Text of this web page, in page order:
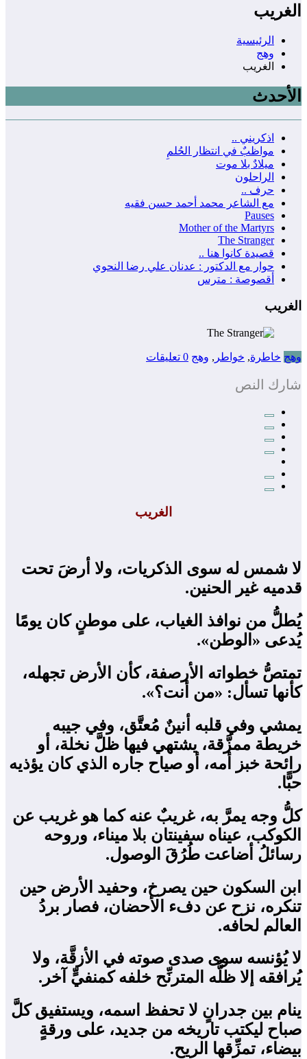
الغريب
الرئيسية
وهج
الغريب
الأحدث
اذكريني ..
مواظبٌ في انتظار الحُلمِ
ميلادٌ بلا موت
الراحلون
حرف ..
مع الشاعر محمد أحمد حسن فقيه
Pauses
Mother of the Martyrs
The Stranger
قصيدة كانوا هنا ..
حوار مع الدكتور : عدنان علي رضا النحوي
أقصوصة : مترس
الغريب
وهج خاطرة, خواطر , وهج 0 تعليقات
شارك النص
الغريب
لا شمس له سوى الذكريات، ولا أرضَ تحت
قدميه غير الحنين.
يُطلُّ من نوافذ الغياب، على موطنٍ كان يومًا
يُدعى «الوطن».
تمتصُّ خطواته الأرصفة، كأن الأرض تجهله،
كأنها تسأل: «من أنت؟».
يمشي وفي قلبه أنينٌ مُعتَّق، وفي جيبه
خريطة ممزَّقة، يشتهي فيها ظلَّ نخلة، أو
رائحة خبز أمه، أو صياح جاره الذي كان يؤذيه
حبًّا.
كلُّ وجه يمرَّ به، غريبٌ عنه كما هو غريب عن
الكوكب، عيناه سفينتان بلا ميناء، وروحه
رسائلُ أضاعت طُرُقَ الوصول.
ابن السكون حين يصرخ، وحفيد الأرض حين
تنكره، نزح عن دفء الأحضان، فصار بردُ
العالم لحافه.
لا يُؤنسه سوى صدى صوته في الأزقَّة، ولا
يُرافقه إلا ظلُّه المترنِّح خلفه كمنفيٍّ آخر.
ينام بين جدرانٍ لا تحفظ اسمه، ويستفيق كلَّ
صباح ليكتب تاريخه من جديد، على ورقةٍ
بيضاء، تمزِّقها الريح.